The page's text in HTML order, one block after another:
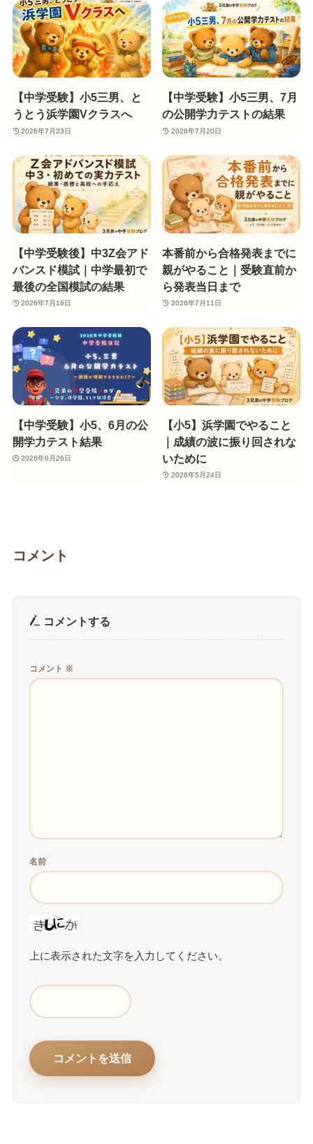
【中学受験】小5三男、と
うとう浜学園Vクラスへ
2026年7月23日
【中学受験】小5三男、7月
の公開学力テストの結果
2026年7月20日
【中学受験後】中3Z会アド
バンスド模試｜中学最初で
最後の全国模試の結果
2026年7月16日
本番前から合格発表までに
親がやること｜受験直前か
ら発表当日まで
2026年7月11日
【中学受験】小5、6月の公
開学力テスト結果
2026年6月26日
【小5】浜学園でやること
｜成績の波に振り回されな
いために
2026年5月24日
コメント
コメントする
コメント ※
名前
上に表示された文字を入力してください。